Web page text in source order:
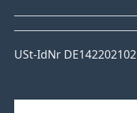
USt-IdNr DE142202102